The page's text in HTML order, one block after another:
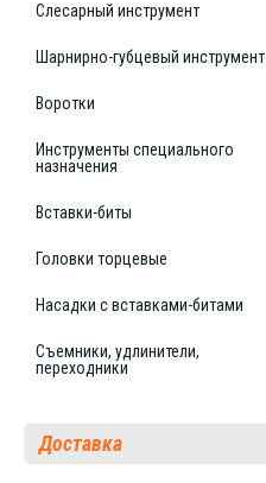
Слесарный инструмент
Шарнирно-губцевый инструмент
Воротки
Инструменты специального
назначения
Вставки-биты
Головки торцевые
Насадки с вставками-битами
Съемники, удлинители,
переходники
Доставка